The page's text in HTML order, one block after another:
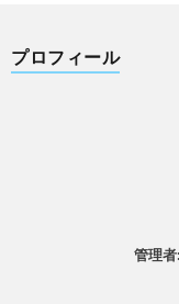
プロフィール
管理